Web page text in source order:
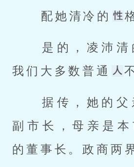
配她清冷的
我们大多数普通
副市长，母亲是本
的董事长。政商两